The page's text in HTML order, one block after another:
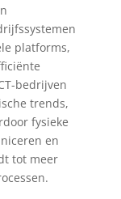
platforms,
bedrijven
trends,
fysieke
en
tot meer